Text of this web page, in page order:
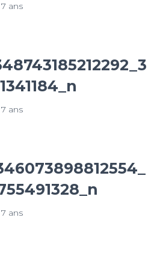
7 ans
7 ans
7 ans